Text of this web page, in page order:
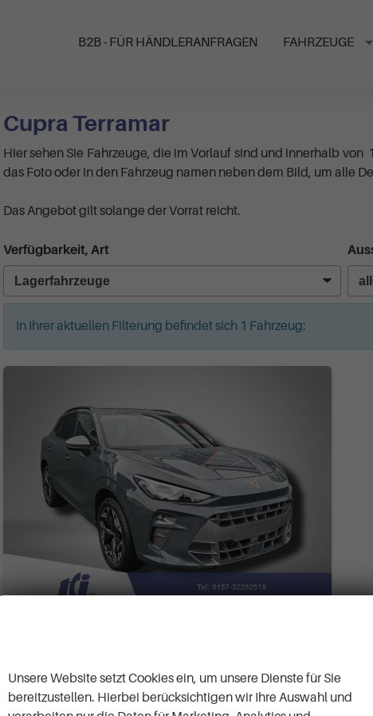
B2B - FÜR HÄNDLERANFRAGEN FAHRZEUGE
Cupra Terramar
Hier sehen Sie Fahrzeuge, die im Vorlauf sind und innerhalb
das Foto oder in den Fahrzeug namen neben dem Bild, um alle
Das Angebot gilt solange der Vorrat reicht.
Verfügbarkeit, Art
In Ihrer aktuellen Filterung befindet sich 1 Fahrzeug:
Fahrzeugnr. 63254 Getriebe Automatik
Unsere Website setzt Cookies ein, um unsere Dienste für Sie
bereitzustellen. Hierbei berücksichtigen wir Ihre Auswahl und